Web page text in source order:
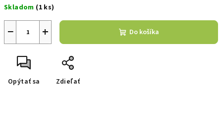
cena:
Skladom (1 ks)
+
− Do košíka
Opýtať sa Zdieľať